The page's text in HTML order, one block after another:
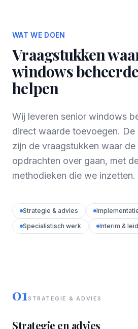
WAT WE DOEN
Vraagstukken
windows
helpen
Wij leveren senior windows
direct waarde toevoegen. De
zijn de vraagstukken waar de
opdrachten over gaan, met
methodieken die we inzetten.
Strategie & advies
Specialistisch werk
Interim &
01STRATEGIE & ADVIES
Strategie en advies